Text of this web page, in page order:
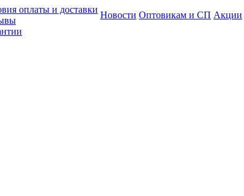
оплаты и доставки
Новости Оптовикам и СП Акции